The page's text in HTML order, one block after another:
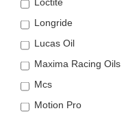
Loctite
Longride
Lucas Oil
Maxima Racing Oils
Mcs
Motion Pro